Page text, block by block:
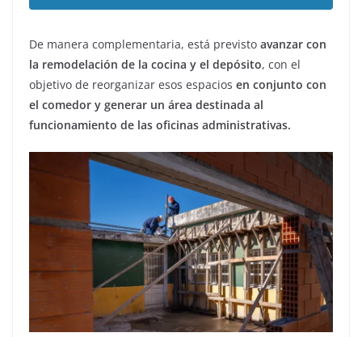
De manera complementaria, está previsto avanzar con
la remodelación de la cocina y el depósito, con el
objetivo de reorganizar esos espacios en conjunto con
el comedor y generar un área destinada al
funcionamiento de las oficinas administrativas.